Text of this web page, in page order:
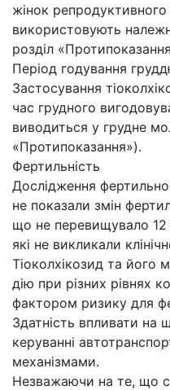
жінок репродуктивного
використовують
розділ
Період годування
Застосування
час грудного
виводиться у грудне
«Протипоказання»).
Фертильність
Дослідження
не показали змін
що не перевищувало 12
які не викликали
Тіоколхікозид та його
дію при різних рівнях
фактором ризику для
Здатність впливати на
керуванні
механізмами.
Незважаючи на те, що